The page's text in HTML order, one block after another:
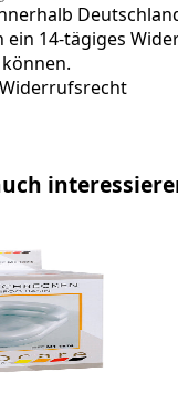
ein 14-tägiges
Widerrufsrecht